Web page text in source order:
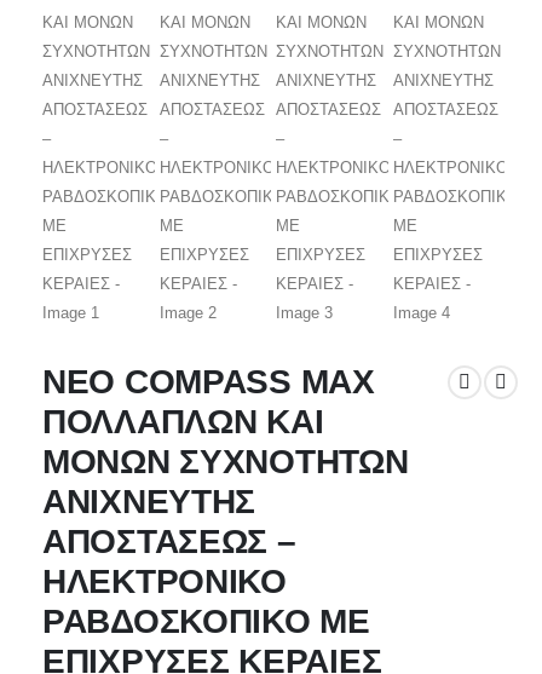
ΝΕΟ COMPASS MAX
ΠΟΛΛΑΠΛΩΝ ΚΑΙ
ΜΟΝΩΝ ΣΥΧΝΟΤΗΤΩΝ
ANIXNEYTHΣ
ΑΠΟΣΤΑΣΕΩΣ –
ΗΛΕΚΤΡΟΝΙΚΟ
ΡΑΒΔΟΣΚΟΠΙΚΟ ΜΕ
ΕΠΙΧΡΥΣΕΣ ΚΕΡΑΙΕΣ